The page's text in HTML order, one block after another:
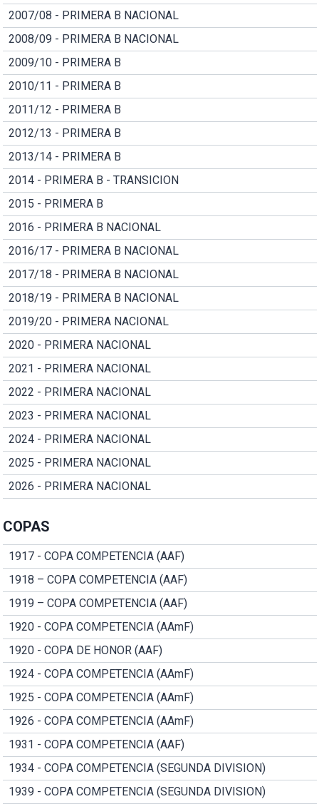
2007/08 - PRIMERA B NACIONAL
2008/09 - PRIMERA B NACIONAL
2009/10 - PRIMERA B
2010/11 - PRIMERA B
2011/12 - PRIMERA B
2012/13 - PRIMERA B
2013/14 - PRIMERA B
2014 - PRIMERA B - TRANSICION
2015 - PRIMERA B
2016 - PRIMERA B NACIONAL
2016/17 - PRIMERA B NACIONAL
2017/18 - PRIMERA B NACIONAL
2018/19 - PRIMERA B NACIONAL
2019/20 - PRIMERA NACIONAL
2020 - PRIMERA NACIONAL
2021 - PRIMERA NACIONAL
2022 - PRIMERA NACIONAL
2023 - PRIMERA NACIONAL
2024 - PRIMERA NACIONAL
2025 - PRIMERA NACIONAL
2026 - PRIMERA NACIONAL
COPAS
1917 - COPA COMPETENCIA (AAF)
1918 – COPA COMPETENCIA (AAF)
1919 – COPA COMPETENCIA (AAF)
1920 - COPA COMPETENCIA (AAmF)
1920 - COPA DE HONOR (AAF)
1924 - COPA COMPETENCIA (AAmF)
1925 - COPA COMPETENCIA (AAmF)
1926 - COPA COMPETENCIA (AAmF)
1931 - COPA COMPETENCIA (AAF)
1934 - COPA COMPETENCIA (SEGUNDA DIVISION)
1939 - COPA COMPETENCIA (SEGUNDA DIVISION)